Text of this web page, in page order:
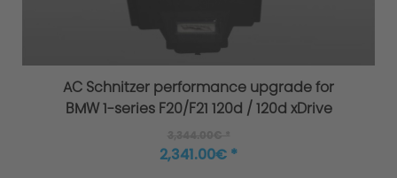
Philosophy/Design
AC Schnitzer performance upgrade for
BMW 1-series F20/F21 120d / 120d xDrive
2,341.00€ *